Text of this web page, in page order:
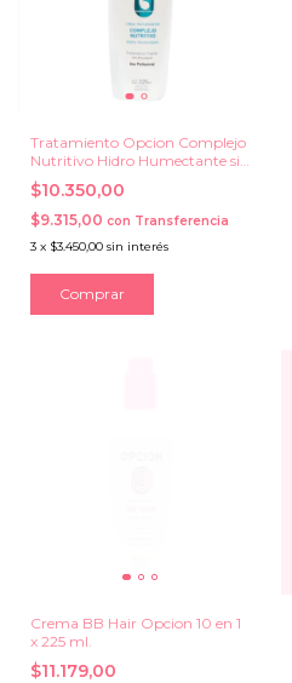
Tratamiento Opcion Complejo
Nutritivo Hidro Humectante sin
Enjuague x 225 ml.
$10.350,00
$9.315,00 con Transferencia
3 x $3.450,00 sin interés
Crema BB Hair Opcion 10 en 1
x 225 ml.
$11.179,00